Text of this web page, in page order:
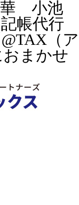
華 小池
帳代行
（ア
まかせ